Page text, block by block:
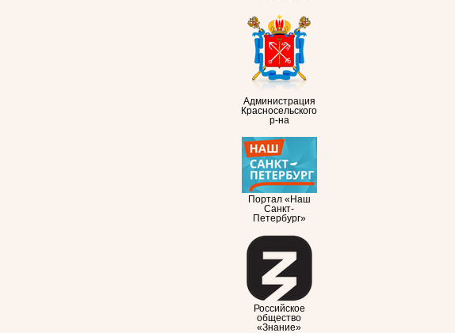
Администрация
Красносельского
р-на
Портал «Наш
Санкт-
Петербург»
Российское
общество
«Знание»